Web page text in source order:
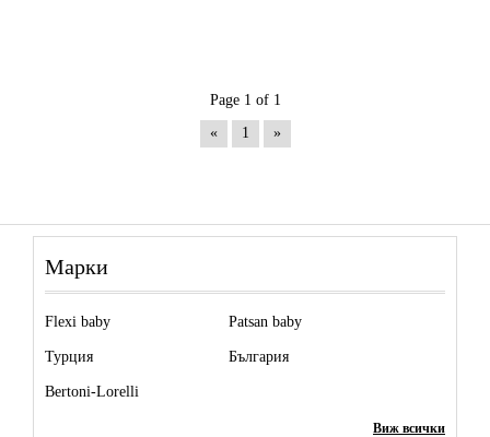
Page 1 of 1
« 1 »
Марки
Flexi baby Patsan baby
Турция България
Bertoni-Lorelli
Виж всички